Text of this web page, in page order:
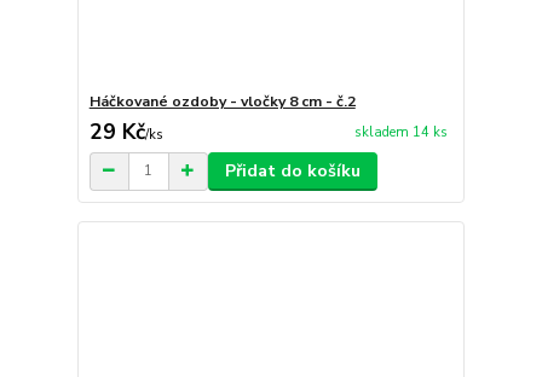
Háčkované ozdoby - vločky 8 cm - č.2
29 Kč/ks skladem 14 ks
Přidat do košíku